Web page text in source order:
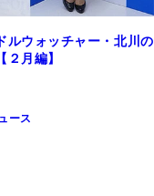
ウォッチャー・北川の
月編】
ース